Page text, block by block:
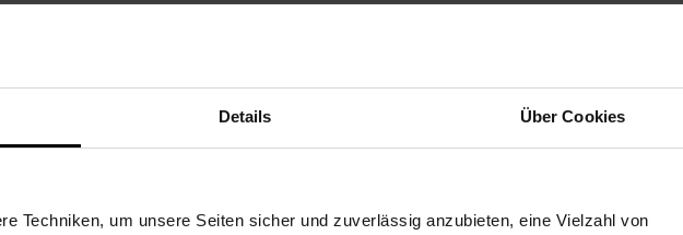
Details Über Cookies
Techniken, um unsere Seiten sicher und zuverlässig anzubieten, eine Vielzahl von
Dicke ca. 6 cm | zur max. Größe entfaltet: Höhe: 100 cm x Breite 39 cm |Durchmesser Räder:
und Bedienungsanleitung